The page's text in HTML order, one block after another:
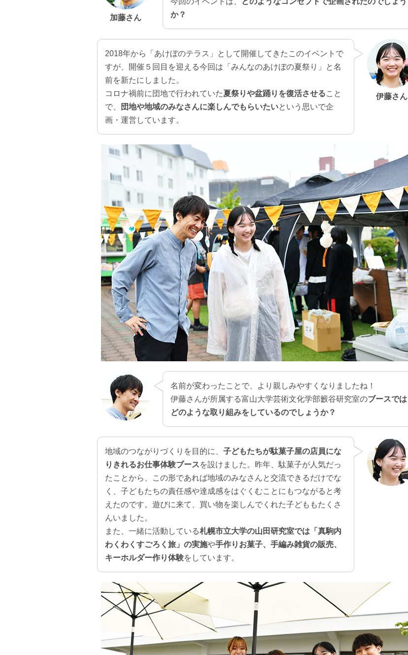
加藤さん
か？
伊藤さん
2018年から「あけぼのテラス」として開催してきたこのイベントで
すが、開催５回目を迎える今回は「みんなのあけぼの夏祭り」と名
前を新たにしました。
コロナ禍前に団地で行われていた夏祭りや盆踊りを復活させること
で、
団地や地域のみなさんに楽しんでもらいたいという思いで企
画・運営しています。
名前が変わったことで、より親しみやすくなりましたね！
伊藤さんが所属する富山大学芸術文化学部籔谷研究室のブースでは
どのような取り組みをしているのでしょうか？
地域のつながりづくりを目的に、 子どもたちが駄菓子屋の店員にな
りきれるお仕事体験ブースを設けました。昨年、駄菓子が人気だっ
たことから、この形であれば地域のみなさんと交流できるだけでな
く、子どもたちの責任感や達成感をはぐくむことにもつながると考
えたのです。遊びに来て、買い物を楽しんでくれた子どももたくさ
んいました。
また、一緒に活動している札幌市立大学の山田研究室では「真駒内
わくわくすごろく旅」の実施や手作りお菓子、手編み雑貨の販売、
キーホルダー作り体験をしています。